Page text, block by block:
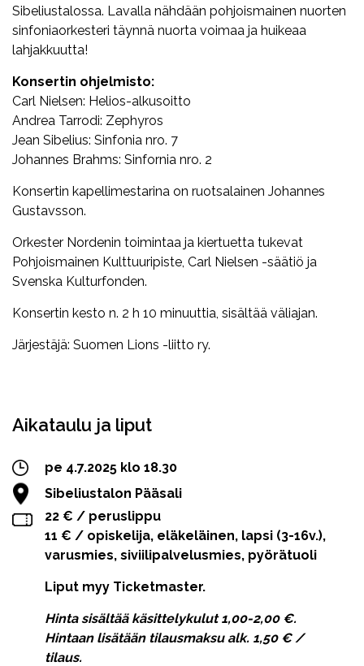
Sibeliustalossa. Lavalla nähdään pohjoismainen nuorten
sinfoniaorkesteri täynnä nuorta voimaa ja huikeaa
lahjakkuutta!
Konsertin ohjelmisto:
Carl Nielsen: Helios-alkusoitto
Andrea Tarrodi: Zephyros
Jean Sibelius: Sinfonia nro. 7
Johannes Brahms: Sinfornia nro. 2
Konsertin kapellimestarina on ruotsalainen Johannes
Gustavsson.
Orkester Nordenin toimintaa ja kiertuetta tukevat
Pohjoismainen Kulttuuripiste, Carl Nielsen -säätiö ja
Svenska Kulturfonden.
Konsertin kesto n. 2 h 10 minuuttia, sisältää väliajan.
Järjestäjä: Suomen Lions -liitto ry.
Aikataulu ja liput
pe 4.7.2025 klo 18.30
Sibeliustalon Pääsali
22 € / peruslippu
11 € / opiskelija, eläkeläinen, lapsi (3-16v.),
varusmies, siviilipalvelusmies, pyörätuoli
Liput myy Ticketmaster.
Hinta sisältää käsittelykulut 1,00-2,00 €.
Hintaan lisätään tilausmaksu alk. 1,50 € /
tilaus.